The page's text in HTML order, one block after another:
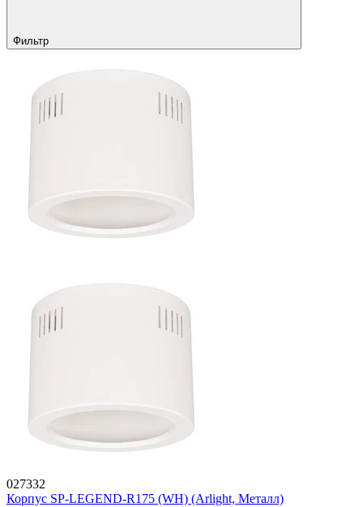
Фильтр
027332
Корпус SP-LEGEND-R175 (WH) (Arlight, Металл)